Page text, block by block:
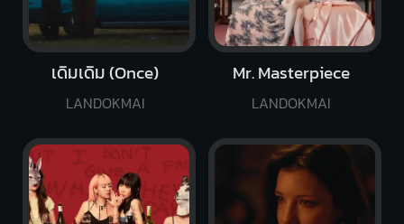
เดิมเดิม (Once)
LANDOKMAI
Mr. Masterpiece
LANDOKMAI